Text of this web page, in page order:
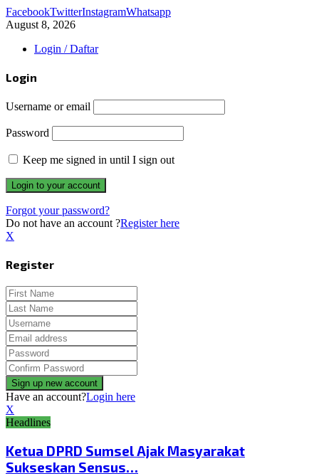
FacebookTwitterInstagramWhatsapp
August 8, 2026
Login / Daftar
Login
Username or email
Password
Keep me signed in until I sign out
Forgot your password?
Do not have an account ?Register here
X
Register
Have an account?Login here
X
Headlines
Ketua DPRD Sumsel Ajak Masyarakat
Sukseskan Sensus…